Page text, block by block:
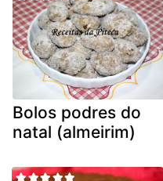
Bolos podres do
natal (almeirim)